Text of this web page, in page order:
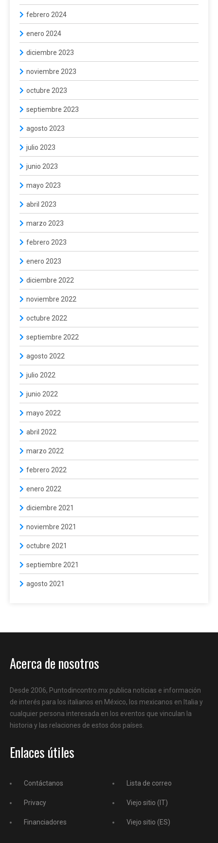
febrero 2024
enero 2024
diciembre 2023
noviembre 2023
octubre 2023
septiembre 2023
agosto 2023
julio 2023
junio 2023
mayo 2023
abril 2023
marzo 2023
febrero 2023
enero 2023
diciembre 2022
noviembre 2022
octubre 2022
septiembre 2022
agosto 2022
julio 2022
junio 2022
mayo 2022
abril 2022
marzo 2022
febrero 2022
enero 2022
diciembre 2021
noviembre 2021
octubre 2021
septiembre 2021
agosto 2021
Acerca de nosotros
Desde 2006, Puntodincontro.mx publica noticias e información
de interés para los italianos en México, los mexicanos en Italia y
cualquier persona interesada en los eventos que vinculan la
historia y las relaciones de estos dos países.
Enlaces útiles
Contáctanos
Privacy
Financiadores
Lista de correo
Viejo sitio (IT)
Viejo sitio (ES)